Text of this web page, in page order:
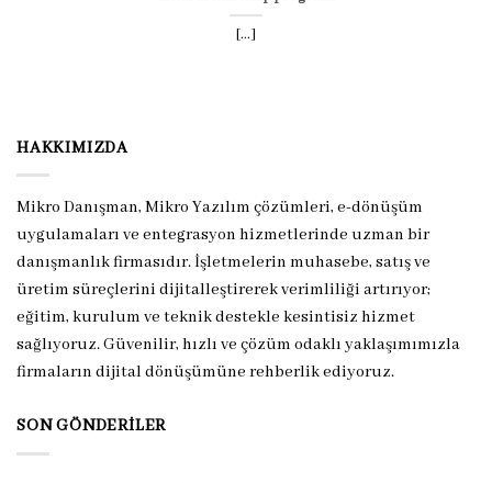
[...]
HAKKIMIZDA
Mikro Danışman, Mikro Yazılım çözümleri, e-dönüşüm
uygulamaları ve entegrasyon hizmetlerinde uzman bir
danışmanlık firmasıdır. İşletmelerin muhasebe, satış ve
üretim süreçlerini dijitalleştirerek verimliliği artırıyor;
eğitim, kurulum ve teknik destekle kesintisiz hizmet
sağlıyoruz. Güvenilir, hızlı ve çözüm odaklı yaklaşımımızla
firmaların dijital dönüşümüne rehberlik ediyoruz.
SON GÖNDERILER